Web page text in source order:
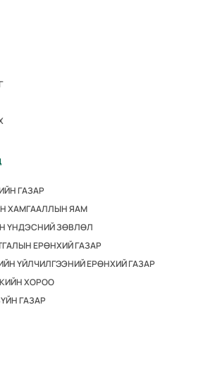
ГАЗАР
ХАМГААЛЛЫН ЯАМ
ҮНДЭСНИЙ ЗӨВЛӨЛ
ЕРӨНХИЙ ГАЗАР
ҮЙЛЧИЛГЭЭНИЙ ЕРӨНХИЙ ГАЗАР
ХОРОО
ГАЗАР